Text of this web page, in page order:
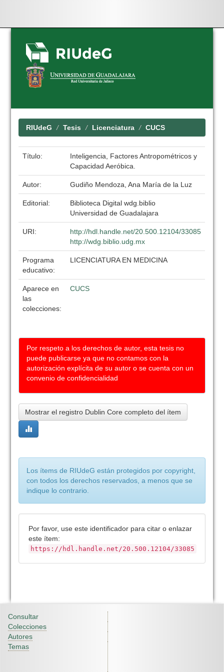
Skip
navigation
RIUdeG Tesis Licenciatura CUCS
Título:
Inteligencia, Factores Antropométricos y
Capacidad Aeróbica.
Autor: Gudiño Mendoza, Ana María de la Luz
Editorial:
Biblioteca Digital wdg.biblio
Universidad de Guadalajara
URI:
http://hdl.handle.net/20.500.12104/33085
http://wdg.biblio.udg.mx
Programa
educativo:
LICENCIATURA EN MEDICINA
Aparece en
las
colecciones:
CUCS
Por respeto a los derechos de autor, esta tesis no
puede publicarse ya que no contamos con la
autorización explícita de su autor o se cuenta con un
convenio de confidencialidad
Mostrar el registro Dublin Core completo del ítem
Los ítems de RIUdeG están protegidos por copyright,
con todos los derechos reservados, a menos que se
indique lo contrario.
Por favor, use este identificador para citar o enlazar
este ítem:
https://hdl.handle.net/20.500.12104/33085
Consultar
Colecciones
Autores
Temas